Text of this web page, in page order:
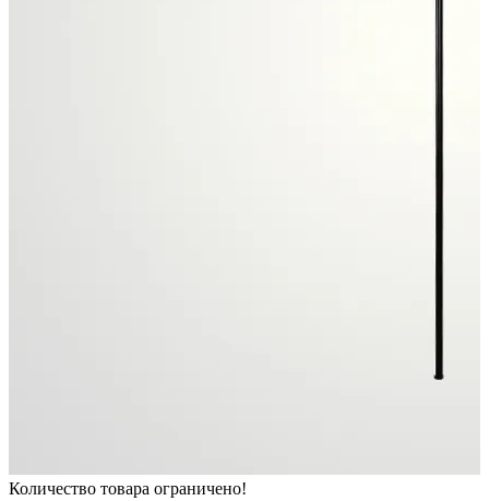
Количество товара ограничено!